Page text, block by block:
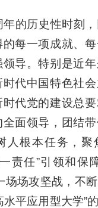
的历史性时刻
每一项成就、
导。特别是近
代中国特色社
代党的建设总
面领导，团结
人根本任务，聚
责任”引领和保
场场攻坚战，不
水平应用型大学”